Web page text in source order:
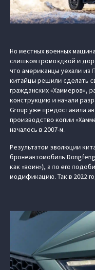
Но местных военных
слишком громоздкой и
что американцы уехали из
китайцы решили сделать
гражданских «Хаммеров»,
конструкцию и начали
Group уже предоставила
производство копии
началось в 2007-м.
Результатом эволюции
бронеавтомобиль
как «воин»), а по его
модификацию. Так в 2022